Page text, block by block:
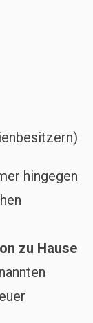
hingegen
zu Hause